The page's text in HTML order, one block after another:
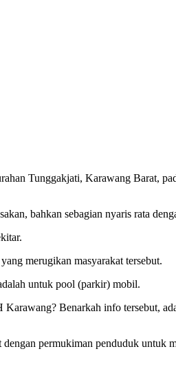
Tunggakjati, Karawang Barat,
bahkan sebagian nyaris rata
merugikan masyarakat tersebut.
untuk pool (parkir) mobil.
Benarkah info tersebut,
permukiman penduduk untuk